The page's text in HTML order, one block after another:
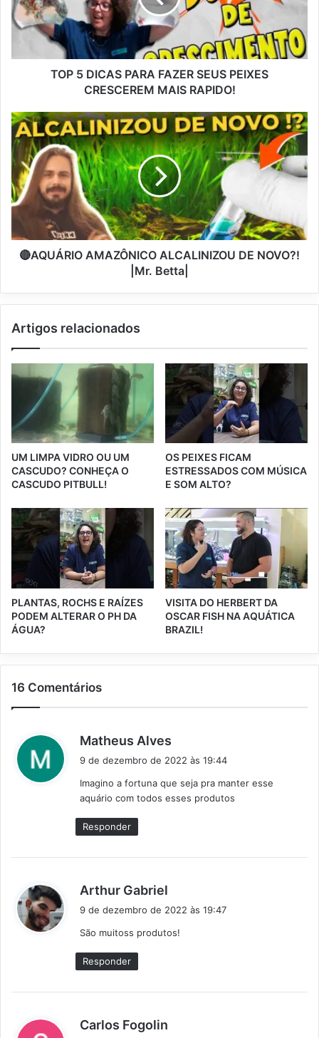
TOP 5 DICAS PARA FAZER SEUS PEIXES
CRESCEREM MAIS RAPIDO!
🔴AQUÁRIO AMAZÔNICO ALCALINIZOU DE NOVO?!
|Mr. Betta|
Artigos relacionados
UM LIMPA VIDRO OU UM
CASCUDO? CONHEÇA O
CASCUDO PITBULL!
OS PEIXES FICAM
ESTRESSADOS COM MÚSICA
E SOM ALTO?
PLANTAS, ROCHS E RAÍZES
PODEM ALTERAR O PH DA
ÁGUA?
VISITA DO HERBERT DA
OSCAR FISH NA AQUÁTICA
BRAZIL!
16 Comentários
Matheus Alves
i
s
e
9 de dezembro de 2022 às 19:44
Imagino a fortuna que seja pra manter esse
aquário com todos esses produtos
Responder
Arthur Gabriel
i
s
9 de dezembro de 2022 às 19:47
São muitoss produtos!
Responder
Carlos Fogolin